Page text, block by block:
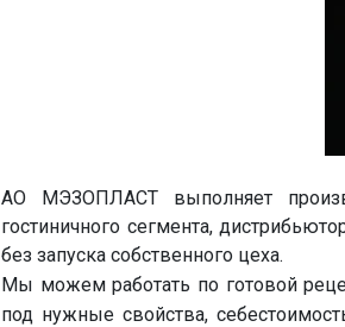
АО МЭЗОПЛАСТ выполняет
гостиничного сегмента,
без запуска собственного цеха.
Мы можем работать по готовой
под нужные свойства,